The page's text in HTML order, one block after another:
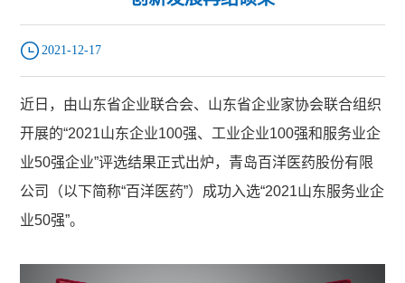
2021-12-17
近日，由山东省企业联合会、山东省企业家协会联合组织
开展的“2021山东企业100强、工业企业100强和服务业企
业50强企业”评选结果正式出炉，青岛百洋医药股份有限
公司（以下简称“百洋医药”）成功入选“2021山东服务业企
业50强”。